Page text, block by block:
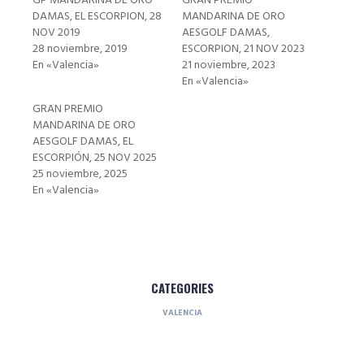
DAMAS, EL ESCORPION, 28
NOV 2019
28 noviembre, 2019
En «Valencia»
MANDARINA DE ORO
AESGOLF DAMAS,
ESCORPION, 21 NOV 2023
21 noviembre, 2023
En «Valencia»
GRAN PREMIO
MANDARINA DE ORO
AESGOLF DAMAS, EL
ESCORPIÓN, 25 NOV 2025
25 noviembre, 2025
En «Valencia»
CATEGORIES
VALENCIA